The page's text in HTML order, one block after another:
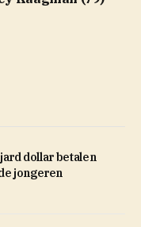
dollar betalen
jongeren